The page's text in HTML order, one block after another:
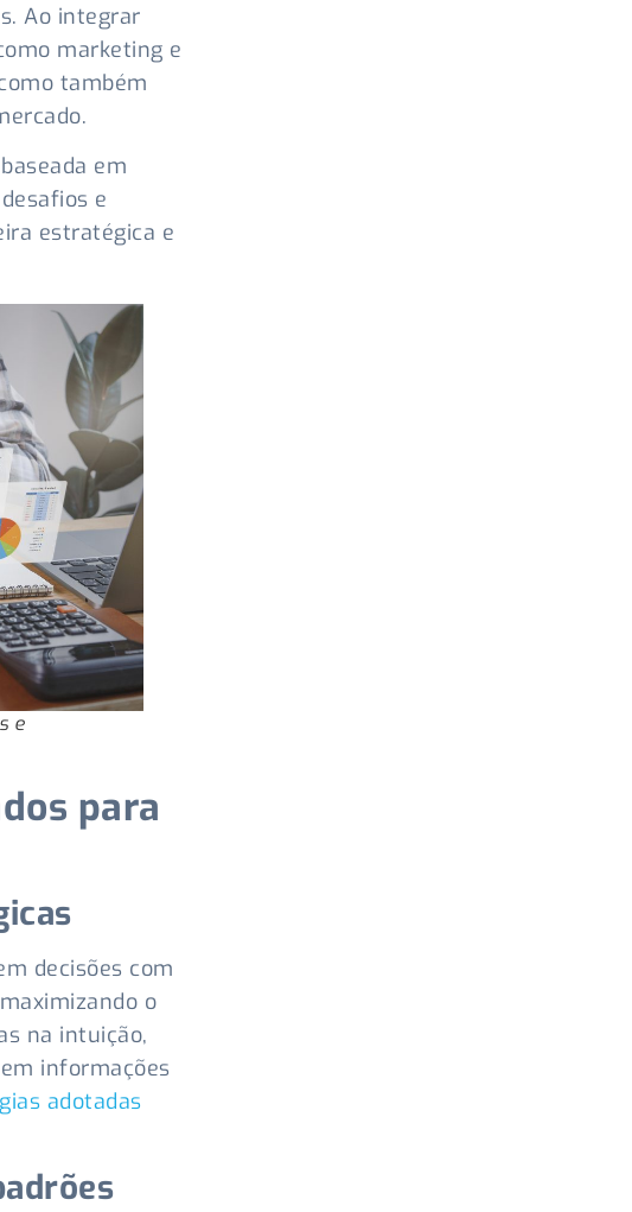
Ao integrar
marketing e
também
em
e
estratégica e
e
para
decisões com
o
na intuição,
informações
adotadas